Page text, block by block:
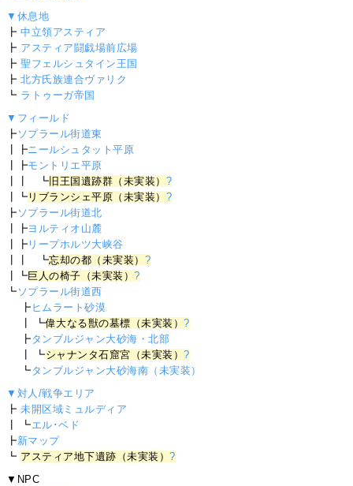
▼休息地
┣中立領アスティア
┣ アスティア闘戯場前広場
┣聖フェルシュタイン王国
┣北方氏族連合ヴァリク
┗ ラトゥーガ帝国
▼フィールド
┣ ソプラール街道東
┃┣ニールシュタット平原
┃┣モントリエ平原
┃┃ ┗ 旧王国遺跡群（未実装） ?
┃┗ リブランシェ平原（未実装） ?
┣ ソプラール街道北
┃┣ヨルティオ山麓
┃┣ リープホルツ大峡谷
┃┃ ┗忘却の都（未実装） ?
┃┗巨人の椅子（未実装）?
┗ ソプラール街道西
┣ ヒムラート砂漠
┃ ┗偉大なる獣の墓標（未実装）?
┣ タンブルジャン大砂海・北部
┃ ┗シャナンタ石窟宮（未実装）?
┗ タンブルジャン大砂海南（未実装）
▼対人/戦争エリア
┣未開区域ミュルディア
┃ ┗エル･ベド
┣新マップ
┗ アスティア地下遺跡（未実装）?
▼NPC